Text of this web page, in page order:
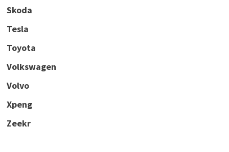
Skoda
Tesla
Toyota
Volkswagen
Volvo
Xpeng
Zeekr